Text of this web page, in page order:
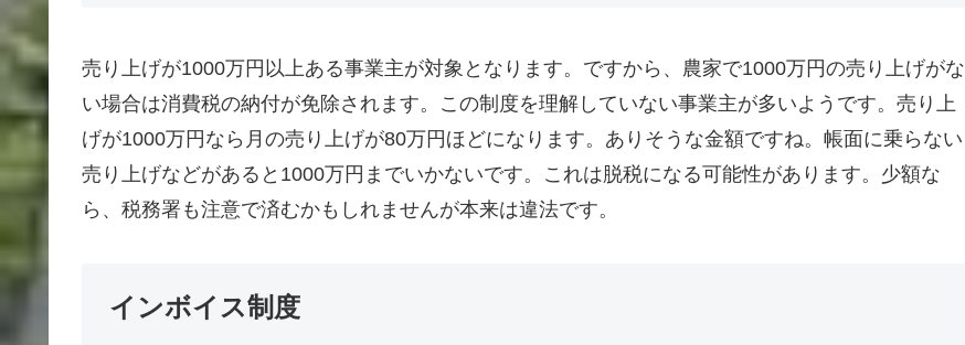
売り上げが1000万円以上ある事業主が対象となります。ですから、農家で1000万円の売り上げがな
い場合は消費税の納付が免除されます。この制度を理解していない事業主が多いようです。売り上
げが1000万円なら月の売り上げが80万円ほどになります。ありそうな金額ですね。帳面に乗らない
売り上げなどがあると1000万円までいかないです。これは脱税になる可能性があります。少額な
ら、税務署も注意で済むかもしれませんが本来は違法です。
インボイス制度